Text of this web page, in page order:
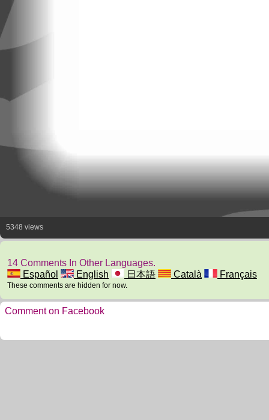
5348 views
14 Comments In Other Languages.
Español
English 日本語 Català Français
These comments are hidden for now.
Comment on Facebook